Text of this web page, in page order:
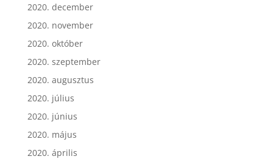
2020. december
2020. november
2020. október
2020. szeptember
2020. augusztus
2020. július
2020. június
2020. május
2020. április